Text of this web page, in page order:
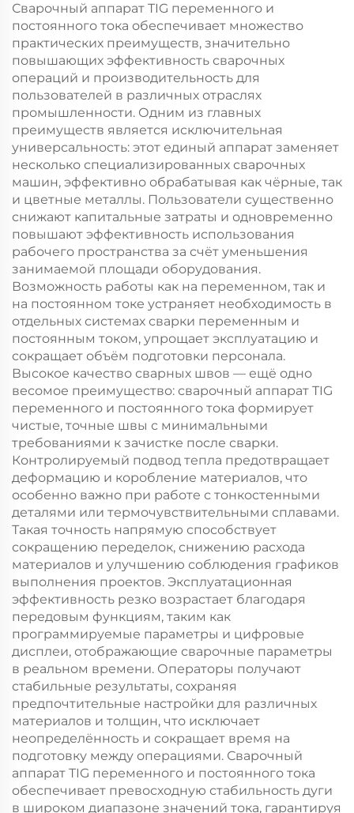
Сварочный аппарат TIG переменного и
постоянного тока обеспечивает множество
практических преимуществ, значительно
повышающих эффективность сварочных
операций и производительность для
пользователей в различных отраслях
промышленности. Одним из главных
преимуществ является исключительная
универсальность: этот единый аппарат заменяет
несколько специализированных сварочных
машин, эффективно обрабатывая как чёрные, так
и цветные металлы. Пользователи существенно
снижают капитальные затраты и одновременно
повышают эффективность использования
рабочего пространства за счёт уменьшения
занимаемой площади оборудования.
Возможность работы как на переменном, так и
на постоянном токе устраняет необходимость в
отдельных системах сварки переменным и
постоянным током, упрощает эксплуатацию и
сокращает объём подготовки персонала.
Высокое качество сварных швов — ещё одно
весомое преимущество: сварочный аппарат TIG
переменного и постоянного тока формирует
чистые, точные швы с минимальными
требованиями к зачистке после сварки.
Контролируемый подвод тепла предотвращает
деформацию и коробление материалов, что
особенно важно при работе с тонкостенными
деталями или термочувствительными сплавами.
Такая точность напрямую способствует
сокращению переделок, снижению расхода
материалов и улучшению соблюдения графиков
выполнения проектов. Эксплуатационная
эффективность резко возрастает благодаря
передовым функциям, таким как
программируемые параметры и цифровые
дисплеи, отображающие сварочные параметры
в реальном времени. Операторы получают
стабильные результаты, сохраняя
предпочтительные настройки для различных
материалов и толщин, что исключает
неопределённость и сокращает время на
подготовку между операциями. Сварочный
аппарат TIG переменного и постоянного тока
обеспечивает превосходную стабильность дуги
в широком диапазоне значений тока, гарантируя